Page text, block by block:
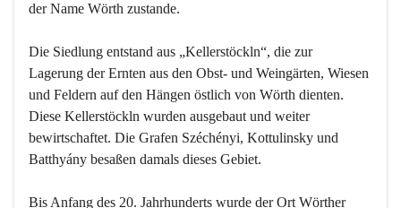
der Name Wörth zustande.
Die Siedlung entstand aus „Kellerstöckln“, die zur
Lagerung der Ernten aus den Obst- und Weingärten, Wiesen
und Feldern auf den Hängen östlich von Wörth dienten.
Diese Kellerstöckln wurden ausgebaut und weiter
bewirtschaftet. Die Grafen Széchényi, Kottulinsky und
Batthyány besaßen damals dieses Gebiet.
Bis Anfang des 20. Jahrhunderts wurde der Ort Wörther